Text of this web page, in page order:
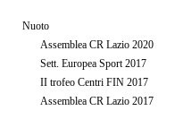
Nuoto
Assemblea CR Lazio 2020
Sett. Europea Sport 2017
II trofeo Centri FIN 2017
Assemblea CR Lazio 2017